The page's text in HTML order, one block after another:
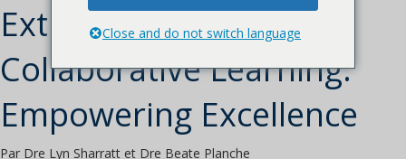
Extraits de Leading
Collaborative Learning:
Empowering Excellence
Par Dre Lyn Sharratt et Dre Beate Planche
Close and do not switch language